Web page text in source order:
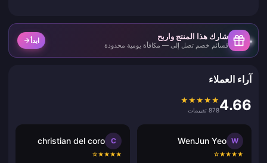
شارك هذا المنتج واربح
قسائم خصم تصل إلى — مكافأة يومية محدودة
ابدأ
آراء العملاء
4.66
★
★
★
★
★
878 تقييمات
W
WenJun Yeo
★
★
★
★
☆
C
christian del coro
★
★
★
★
☆